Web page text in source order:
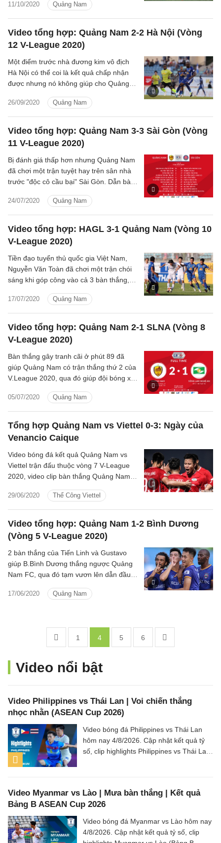
11/10/2020 Quảng Nam
4-1 trước Quảng Nam.
Video tổng hợp: Quảng Nam 2-2 Hà Nội (Vòng
12 V-League 2020)
26/09/2020 Quảng Nam
Một điểm trước nhà đương kim vô địch
Hà Nội có thể coi là kết quả chấp nhận
được nhưng nó không giúp cho Quảng
vòng của V.League 2020.
Video tổng hợp: Quảng Nam 3-3 Sài Gòn (Vòng
11 V-League 2020)
24/07/2020 Quảng Nam
Bị đánh giá thấp hơn nhưng Quảng Nam
đã chơi một trận tuyệt hay trên sân nhà
trước "độc cô cầu bại" Sài Gòn. Dẫn bàn
Nam vẫn mang về được 1 điểm.
Video tổng hợp: HAGL 3-1 Quảng Nam (Vòng 10
V-League 2020)
17/07/2020 Quảng Nam
Tiền đạo tuyển thủ quốc gia Việt Nam,
Nguyễn Văn Toàn đã chơi một trận chói
sáng khi góp công vào cả 3 bàn thắng,
tại vòng 10 V-League 2020.
Video tổng hợp: Quảng Nam 2-1 SLNA (Vòng 8
V-League 2020)
05/07/2020 Quảng Nam
Bàn thắng gây tranh cãi ở phút 89 đã
giúp Quảng Nam có trận thắng thứ 2 của
V.League 2020, qua đó giúp đội bóng xứ
hạng.
Tổng hợp Quảng Nam vs Viettel 0-3: Ngày của
Venancio Caique
29/06/2020 Thể Công Viettel
Video bóng đá kết quả Quảng Nam vs
Viettel trận đấu thuộc vòng 7 V-League
2020, video clip bàn thắng Quảng Nam
Video tổng hợp: Quảng Nam 1-2 Bình Dương
(Vòng 5 V-League 2020)
17/06/2020 Quảng Nam
2 bàn thắng của Tiến Linh và Gustavo
giúp B.Bình Dương thắng ngược Quảng
Nam FC, qua đó tạm vươn lên dẫn đầu
1 4 5 6
Video nổi bật
Video Philippines vs Thái Lan | Voi chiến thắng
nhọc nhằn (ASEAN Cup 2026)
Video bóng đá Philippines vs Thái Lan
hôm nay 4/8/2026. Cập nhật kết quả tỷ
số, clip highlights Philippines vs Thái Lan
Video Myanmar vs Lào | Mưa bàn thắng | Kết quả
Bảng B ASEAN Cup 2026
Video bóng đá Myanmar vs Lào hôm nay
4/8/2026. Cập nhật kết quả tỷ số, clip